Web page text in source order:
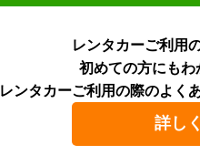
レンタカーご利用
初めての方にもわ
レンタカーご利用の際のよく
詳し